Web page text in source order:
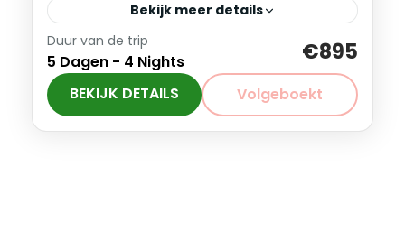
Bekijk meer details
De Tour des Combins, een 4-daagse
trailrun huttentocht, beslaat 105 km met
bijna 6500 meter verticaal. En neemt je
mee over de beste trails in...
Italië,Zwitserland
Duur van de trip
5 Dagen - 4 Nights €895
BEKIJK DETAILS Volgeboekt